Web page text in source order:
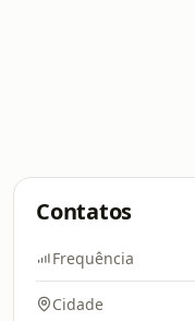
Contatos
Frequência
Cidade